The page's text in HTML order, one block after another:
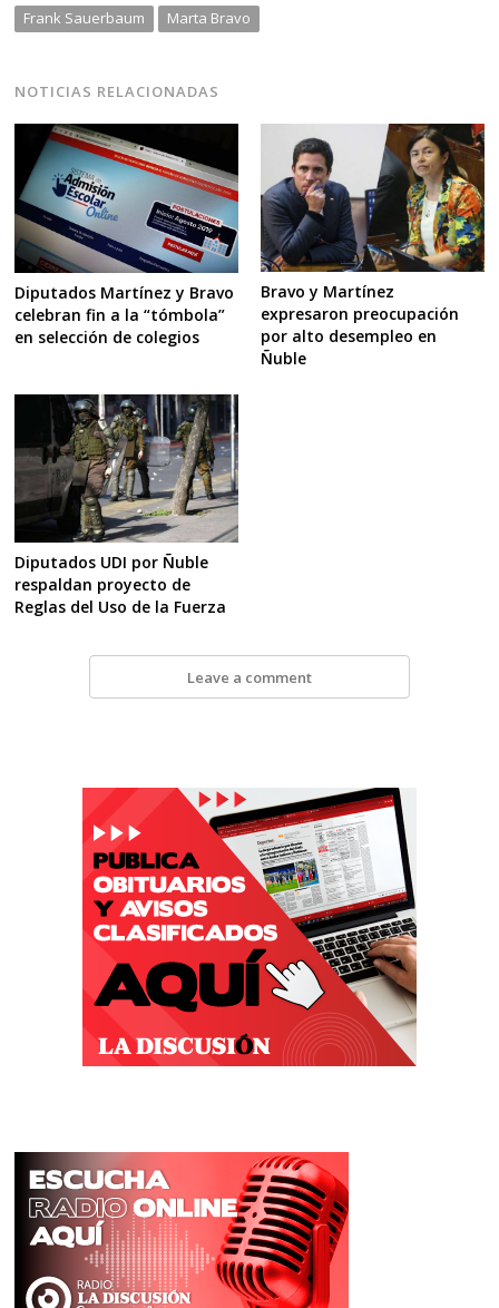
Frank Sauerbaum Marta Bravo
NOTICIAS RELACIONADAS
Diputados Martínez y Bravo
celebran fin a la “tómbola”
en selección de colegios
Bravo y Martínez
expresaron preocupación
por alto desempleo en
Ñuble
Diputados UDI por Ñuble
respaldan proyecto de
Reglas del Uso de la Fuerza
Leave a comment